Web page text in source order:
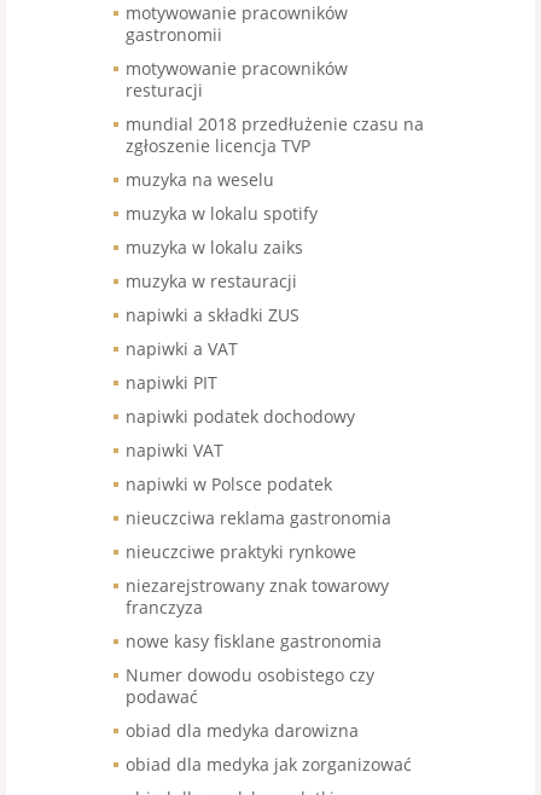
motywowanie pracowników
gastronomii
motywowanie pracowników
resturacji
mundial 2018 przedłużenie czasu na
zgłoszenie licencja TVP
muzyka na weselu
muzyka w lokalu spotify
muzyka w lokalu zaiks
muzyka w restauracji
napiwki a składki ZUS
napiwki a VAT
napiwki PIT
napiwki podatek dochodowy
napiwki VAT
napiwki w Polsce podatek
nieuczciwa reklama gastronomia
nieuczciwe praktyki rynkowe
niezarejstrowany znak towarowy
franczyza
nowe kasy fisklane gastronomia
Numer dowodu osobistego czy
podawać
obiad dla medyka darowizna
obiad dla medyka jak zorganizować